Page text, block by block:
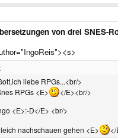
von drei SNES-
liebe RPGs...<br/>
RPGs <E>
</E><br/>
<E>:-D</E> <br/>
nachschauen gehen <E>